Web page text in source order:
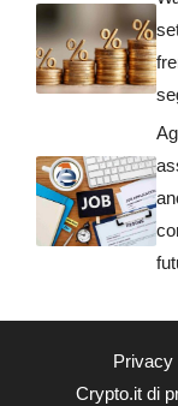
Privacy
Crypto.it di